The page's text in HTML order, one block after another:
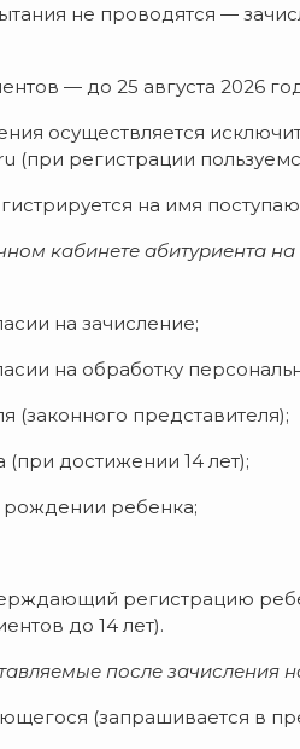
не проводятся —
— до 25 августа 2026
осуществляется
(при регистрации
на имя
кабинете абитуриента
на зачисление;
на обработку
(законного представителя);
достижении 14 лет);
ребенка;
регистрацию
до 14 лет).
после зачисления
(запрашивается в